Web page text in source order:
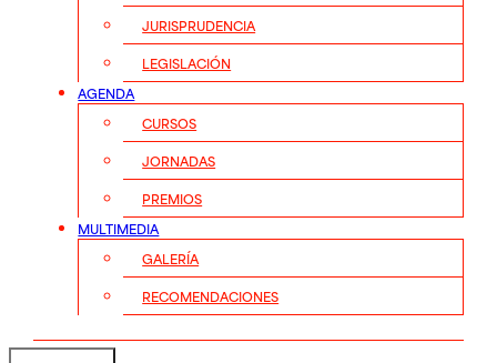
JURISPRUDENCIA
LEGISLACIÓN
AGENDA
CURSOS
JORNADAS
PREMIOS
MULTIMEDIA
GALERÍA
RECOMENDACIONES